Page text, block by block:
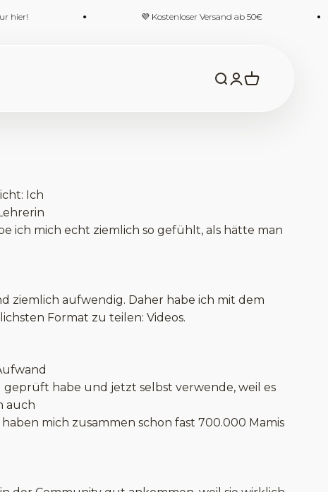
💜 Kostenloser Versand ab 50€
Suche öffnen
Warenkorb
Ich
ich mich echt ziemlich so gefühlt, als hätte man
ziemlich aufwendig. Daher habe ich mit dem
Format zu teilen: Videos.
habe und jetzt selbst verwende, weil es
auch
mich zusammen schon fast 700.000 Mamis